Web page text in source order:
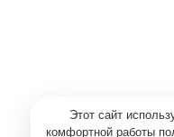
Этот сайт
комфортной работы